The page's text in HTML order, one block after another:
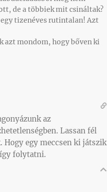
de a többiek mit csináltak?
tizenéves rutintalan! Azt
azt mondom, hogy bőven ki
az
Lassan fél
egy meccsen ki játszik
folytatni.